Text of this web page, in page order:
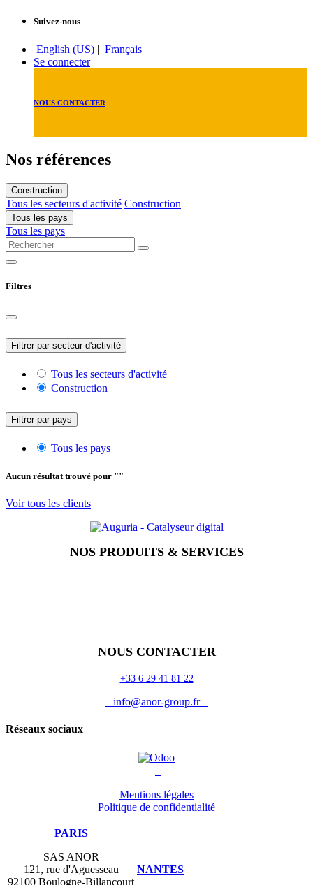
Suivez-nous
English (US) | Français
Se connecter
NOUS CONTACTER
Nos références
Construction
Tous les secteurs d'activité Construction
Tous les pays
Tous les pays
Filtres
Filtrer par secteur d'activité
Tous les secteurs d'activité
Construction
Filtrer par pays
Tous les pays
Aucun résultat trouvé pour ""
Voir tous les clients
NOS PRODUITS & SERVICES
NOUS CONTACTER
+33 6 29 41 81 22
info@anor-group.fr
Réseaux sociaux
Mentions légales
Politique de confidentialité
PARIS
SAS ANOR
121, rue d'Aguesseau
92100 Boulogne-Billancourt
NANTES